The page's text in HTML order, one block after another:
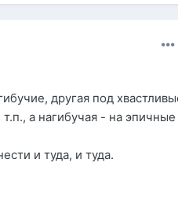
другая под
а нагибучая - на эпичные
и туда, и туда.